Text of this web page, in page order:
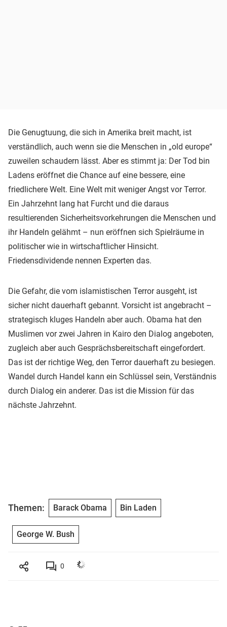
Die Genugtuung, die sich in Amerika breit macht, ist
verständlich, auch wenn sie die Menschen in „old europe“
zuweilen schaudern lässt. Aber es stimmt ja: Der Tod bin
Ladens eröffnet die Chance auf eine bessere, eine
friedlichere Welt. Eine Welt mit weniger Angst vor Terror.
Ein Jahrzehnt lang hat Furcht und die daraus
resultierenden Sicherheitsvorkehrungen die Menschen und
ihr Handeln gelähmt – nun eröffnen sich Spielräume in
politischer wie in wirtschaftlicher Hinsicht.
Friedensdividende nennen Experten das.
Die Gefahr, die vom islamistischen Terror ausgeht, ist
sicher nicht dauerhaft gebannt. Vorsicht ist angebracht –
strategisch kluges Handeln aber auch. Obama hat den
Muslimen vor zwei Jahren in Kairo den Dialog angeboten,
zugleich aber auch Gesprächsbereitschaft eingefordert.
Das ist der richtige Weg, den Terror dauerhaft zu besiegen.
Wandel durch Handel kann ein Schlüssel sein, Verständnis
durch Dialog ein anderer. Das ist die Mission für das
nächste Jahrzehnt.
Themen: Barack Obama Bin Laden
George W. Bush
0